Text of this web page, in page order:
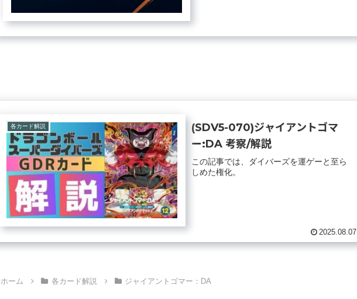
各カード解説
(SDV5-070)ジャイアントゴマ
ー:DA 考察/解説
この記事では、ダイバーズを運ゲーと至ら
しめた権化。
2025.08.07
ホーム 各カード解説 ジャイアントゴマー：DA